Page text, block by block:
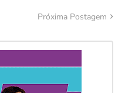
Próxima Postagem